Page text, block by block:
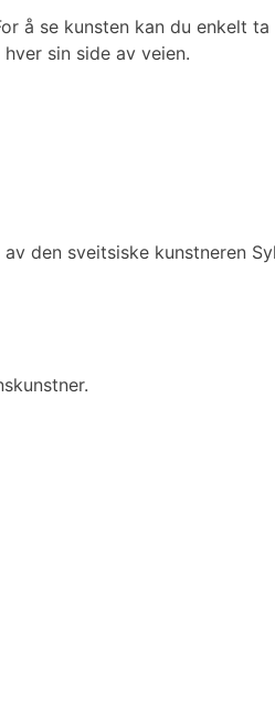
å se kunsten kan du enkelt
sin side av veien.
den sveitsiske kunstneren